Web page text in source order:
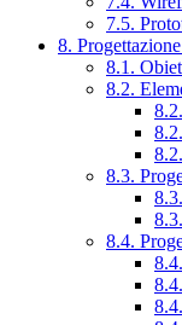
7.5.
8.
8.1.
8.2.
8.3.
8.4.